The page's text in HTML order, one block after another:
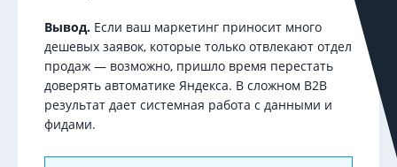
Вывод. Если ваш маркетинг приносит много
дешевых заявок, которые только отвлекают отдел
продаж — возможно, пришло время перестать
доверять автоматике Яндекса. В сложном B2B
результат дает системная работа с данными и
фидами.